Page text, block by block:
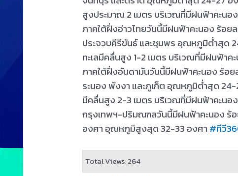
สูงประมาณ 2 เมตร บริเวณที่มีฝนฟ้าคะนอ
ภาคใต้ฝั่งอ่าวไทยวันนี้มีฝนฟ้าคะนอง ร้อ
ประจวบคีรีขันธ์ และชุมพร อุณหภูมิต่ำสุด
ทะเลมีคลื่นสูง 1-2 เมตร บริเวณที่มีฝนฟ้า
ภาคใต้ฝั่งอันดามันวันนี้มีฝนฟ้าคะนอง ร้อ
ระนอง พังงา และภูเก็ต อุณหภูมิต่ำสุด
มีคลื่นสูง 2-3 เมตร บริเวณที่มีฝนฟ้าคะนอ
กรุงเทพฯ-ปริมณฑลวันนี้มีฝนฟ้าคะนอง
องศา อุณหภูมิสูงสุด 32-33 องศา #ทีวี
Total Views: 264